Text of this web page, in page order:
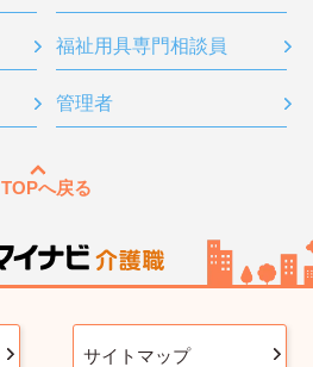
福祉用具専門相談員
管理者
TOPへ戻る
サイトマップ